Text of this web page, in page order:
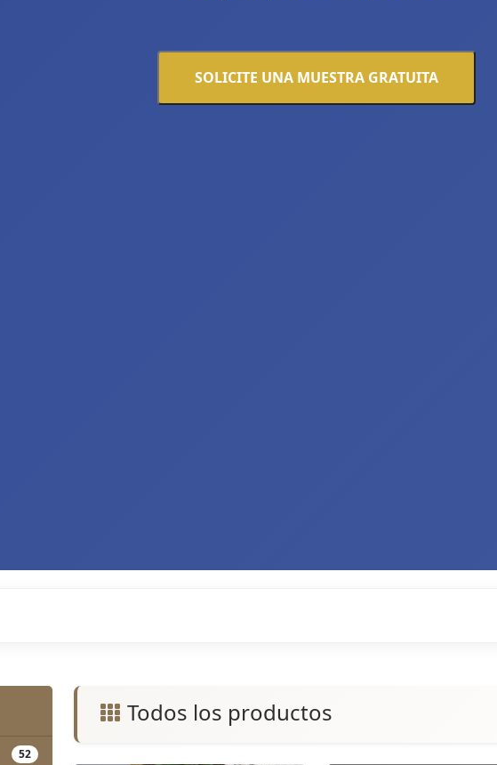
SOLICITE UNA MUESTRA GRATUITA
52
Todos los productos